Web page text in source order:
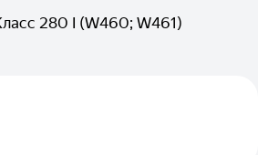
280 I (W460; W461)